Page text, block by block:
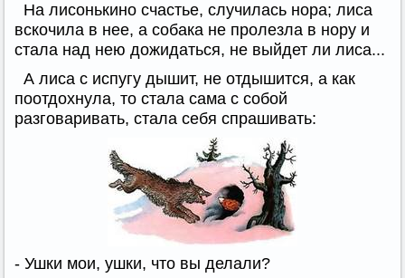
На лисонькино счастье, случилась нора; лиса
вскочила в нее, а собака не пролезла в нору и
стала над нею дожидаться, не выйдет ли лиса...
А лиса с испугу дышит, не отдышится, а как
поотдохнула, то стала сама с собой
разговаривать, стала себя спрашивать:
- Ушки мои, ушки, что вы делали?